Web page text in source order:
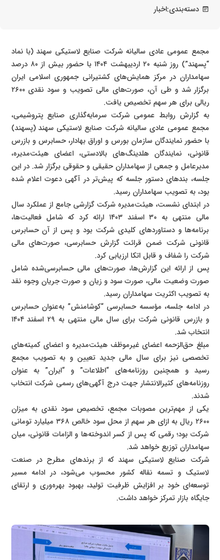
wysiwyg دسته‌بندی:اخبار
مجمع عمومی عادی سالیانه شرکت صنایع لاستیکی سهند (با نماد
“پسهند”) روز شنبه ۲۰ اردیبهشت ۱۴۰۴ با حضور بیش از ۸۰ درصد
سهامداران در مرکز همایش‌های کشتیرانی جمهوری اسلامی ایران
برگزار شد و طی آن، صورت‌های مالی تصویب و سود نقدی ۲۶۰۰
ریالی برای هر سهم تخصیص یافت.
به گزارش روابط عمومی شرکت سرمایه‌گذاری صنایع پتروشیمی،
مجمع عمومی عادی سالیانه شرکت صنایع لاستیکی سهند (پسهند)
با حضور نمایندگان سازمان بورس و اوراق بهادار، حسابرس و بازرس
قانونی، نمایندگان هلدینگ‌های بالادستی، اعضای هیئت‌مدیره،
مدیرعامل و جمعی از سهامداران حقیقی و حقوقی برگزار شد. در این
جلسه، بندهای دستور جلسه که پیش‌تر در آگهی دعوت اعلام شده
بود، به تصویب سهامداران رسید.
در ابتدای نشست، هیئت‌مدیره شرکت گزارشی جامع از عملکرد سال
مالی منتهی به ۳۰ اسفند ۱۴۰۳ ارائه کرد که شامل فعالیت‌ها،
برنامه‌ها و دستاوردهای کلیدی شرکت بود و پس از آن حسابرس
قانونی شرکت ضمن قرائت گزارش حسابرسی، صورت‌های مالی
شرکت را شفاف و قابل اتکا ارزیابی کرد.
پس از ارائه این گزارش‌ها، صورت‌های مالی حسابرسی‌شده شامل
صورت وضعیت مالی، صورت سود و زیان و صورت جریان وجوه نقد
به تصویب اکثریت سهامداران رسید.
در ادامه جلسه، مؤسسه حسابرسی “کوشامنش” به‌عنوان حسابرس
و بازرس قانونی شرکت برای سال مالی منتهی به ۲۹ اسفند ۱۴۰۴
انتخاب شد.
مبلغ حق‌الزحمه اعضای غیرموظف هیئت‌مدیره و اعضای کمیته‌های
تخصصی نیز برای سال مالی جدید تعیین و به تصویب مجمع
رسید و همچنین روزنامه‌های “اطلاعات” و “ایران” به عنوان
روزنامه‌های کثیرالانتشار جهت درج آگهی‌های رسمی شرکت انتخاب
شدند.
یکی از مهم‌ترین مصوبات مجمع، تخصیص سود نقدی به میزان
۲۶۰۰ ریال به ازای هر سهم از محل سود خالص ۳۶۸ میلیارد تومانی
شرکت بود؛ رقمی که پس از کسر اندوخته‌ها و الزامات قانونی، میان
سهامداران توزیع خواهد شد.
شرکت صنایع لاستیکی سهند که از برندهای مطرح در صنعت
لاستیک و تسمه نقاله کشور محسوب می‌شود، در ادامه مسیر
توسعه‌ای خود بر افزایش ظرفیت تولید، بهبود بهره‌وری و ارتقای
جایگاه بازار تمرکز خواهد داشت.